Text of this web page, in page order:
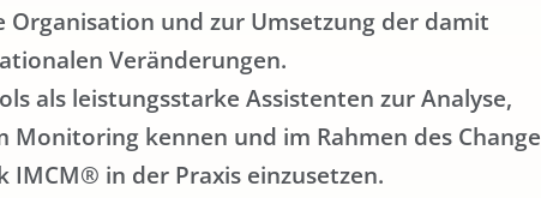
und zur Umsetzung der damit
Veränderungen.
als leistungsstarke Assistenten zur Analyse,
kennen und im Rahmen des Change
IMCM® in der Praxis einzusetzen.